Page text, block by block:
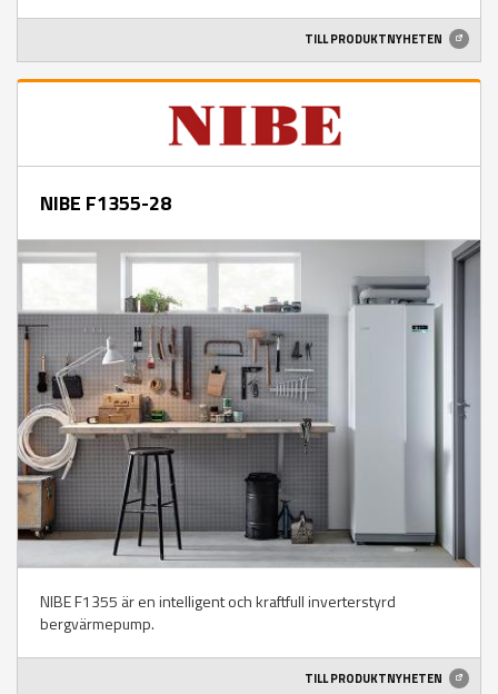
TILL PRODUKTNYHETEN
NIBE F1355-28
NIBE F1355 är en intelligent och kraftfull inverterstyrd
bergvärmepump.
TILL PRODUKTNYHETEN